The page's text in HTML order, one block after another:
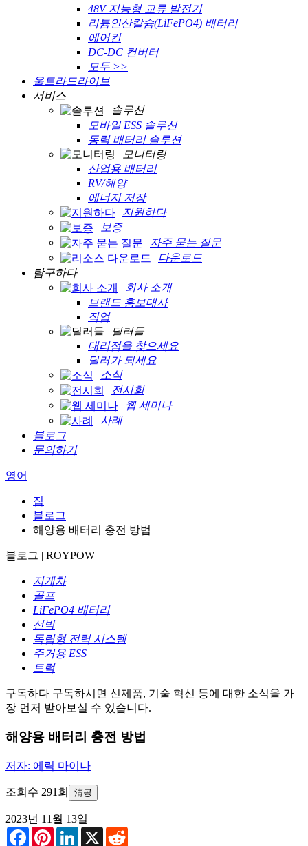
48V 지능형 교류 발전기
리튬인산칼슘(LiFePO4) 배터리
에어컨
DC-DC 컨버터
모두 >>
울트라드라이브
서비스
솔루션
모바일 ESS 솔루션
동력 배터리 솔루션
모니터링
산업용 배터리
RV/해양
에너지 저장
지원하다
보증
자주 묻는 질문
다운로드
탐구하다
회사 소개
브랜드 홍보대사
직업
딜러들
대리점을 찾으세요
딜러가 되세요
소식
전시회
웹 세미나
사례
블로그
문의하기
영어
집
블로그
해양용 배터리 충전 방법
블로그 | ROYPOW
지게차
골프
LiFePO4 배터리
선박
독립형 전력 시스템
주거용 ESS
트럭
구독하다 구독하시면 신제품, 기술 혁신 등에 대한 소식을 가
장 먼저 받아보실 수 있습니다.
해양용 배터리 충전 방법
저자: 에릭 마이나
조회수 291회 清공
2023년 11월 13일
FacebookPinterestLinkedIn
X